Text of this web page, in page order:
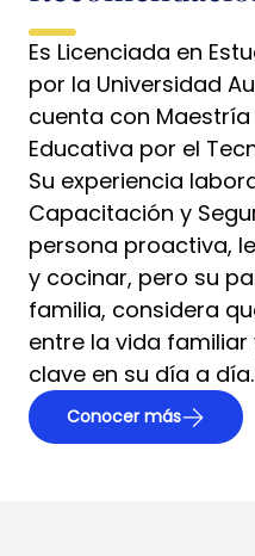
Es Licenciada en
por la Universidad
cuenta con
Educativa por el
Su experiencia
Capacitación y
persona proactiva,
y cocinar, pero su
familia, considera
entre la vida
clave en su día a día.
Conocer más